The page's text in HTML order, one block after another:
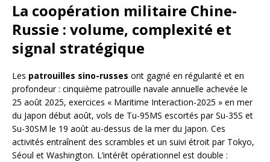
La coopération militaire Chine-
Russie : volume, complexité et
signal stratégique
Les patrouilles sino-russes ont gagné en régularité et en
profondeur : cinquième patrouille navale annuelle achevée le
25 août 2025, exercices « Maritime Interaction-2025 » en mer
du Japon début août, vols de Tu-95MS escortés par Su-35S et
Su-30SM le 19 août au-dessus de la mer du Japon. Ces
activités entraînent des scrambles et un suivi étroit par Tokyo,
Séoul et Washington. L’intérêt opérationnel est double :